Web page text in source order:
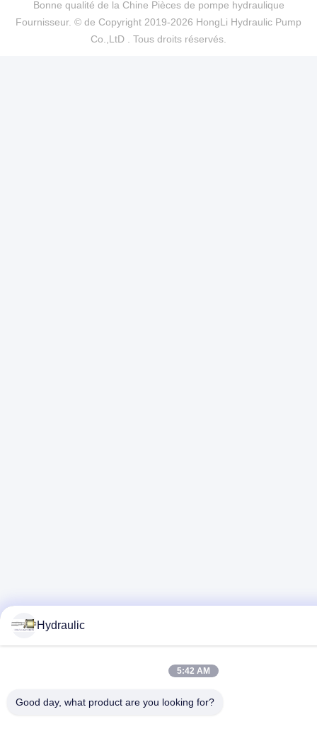
Bonne qualité de la Chine Pièces de pompe hydraulique
Fournisseur. © de Copyright 2019-2026 HongLi Hydraulic Pump
Co.,LtD . Tous droits réservés.
Hydraulic
5:42 AM
Good day, what product are you looking for?